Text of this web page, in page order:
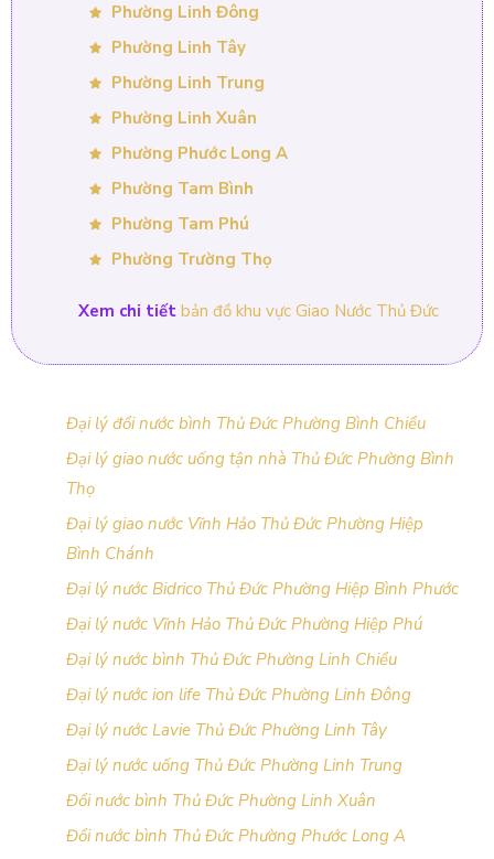
Phường Linh Đông
Phường Linh Tây
Phường Linh Trung
Phường Linh Xuân
Phường Phước Long A
Phường Tam Bình
Phường Tam Phú
Phường Trường Thọ
Xem chi tiết bản đồ khu vực Giao Nước Thủ Đức
Đại lý đổi nước bình Thủ Đức Phường Bình Chiểu
Đại lý giao nước uống tận nhà Thủ Đức Phường Bình
Thọ
Đại lý giao nước Vĩnh Hảo Thủ Đức Phường Hiệp
Bình Chánh
Đại lý nước Bidrico Thủ Đức Phường Hiệp Bình Phước
Đại lý nước Vĩnh Hảo Thủ Đức Phường Hiệp Phú
Đại lý nước bình Thủ Đức Phường Linh Chiểu
Đại lý nước ion life Thủ Đức Phường Linh Đông
Đại lý nước Lavie Thủ Đức Phường Linh Tây
Đại lý nước uống Thủ Đức Phường Linh Trung
Đổi nước bình Thủ Đức Phường Linh Xuân
Đổi nước bình Thủ Đức Phường Phước Long A